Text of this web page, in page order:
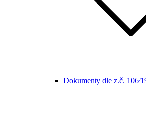
Dokumenty dle z.č.